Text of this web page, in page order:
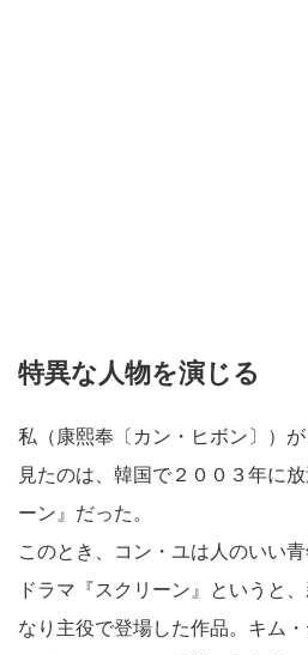
特異な人物を演じる
私（康熙奉〔カン・ヒボン〕）
見たのは、韓国で２００３年に
ーン』だった。
このとき、コン・ユは人のいい青
ドラマ『スクリーン』というと
なり主役で登場した作品。キム